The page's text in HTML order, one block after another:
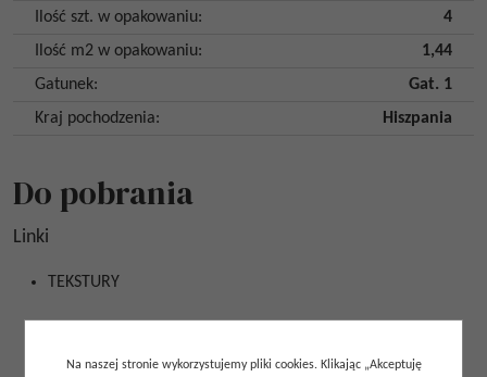
Ilość szt. w opakowaniu:
4
Ilość m2 w opakowaniu:
1,44
Gatunek:
Gat. 1
Kraj pochodzenia: Hiszpania
Do pobrania
Linki
TEKSTURY
Na naszej stronie wykorzystujemy pliki cookies. Klikając „Akceptuję